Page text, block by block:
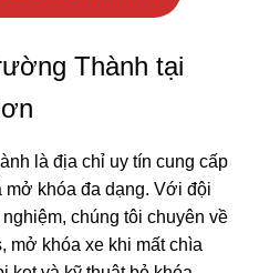
Thành tại
là địa chỉ uy tín cung cấp
mở khóa đa dạng. Với đội
chúng tôi chuyên về
mở khóa xe khi mất chìa